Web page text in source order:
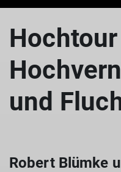
Hochtour
und
Robert Blümke